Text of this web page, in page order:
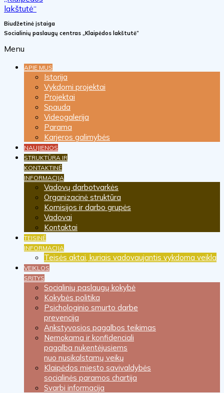
Biudžetinė įstaiga
Socialinių paslaugų centras „Klaipėdos lakštutė“
Menu
APIE MUS
Istorija
Vykdomi projektai
Projektai
Spauda
Videogalerija
Parama
Karjeros galimybės
NAUJIENOS
STRUKTŪRA IR
KONTAKTINĖ
INFORMACIJA
Vadovų darbotvarkės
Organizacinė struktūra
Komisijos ir darbo grupės
Vadovai
Kontaktai
TEISINĖ
INFORMACIJA
Teisės aktai, kuriais vadovaujantis vykdoma veikla
VEIKLOS
SRITYS
Socialinių paslaugų kokybė
Kokybės politika
Psichologinio smurto darbe
prevencija
Ankstyvosios pagalbos teikimas
Nemokama ir konfidenciali
pagalba nukentėjusiems
nuo nusikalstamų veikų
Klaipėdos miesto savivaldybės
socialinės paramos chartija
Svarbi informacija